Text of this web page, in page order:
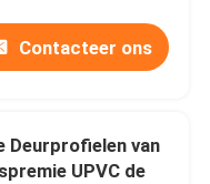
Contacteer ons
Deurprofielen van
UPVC de